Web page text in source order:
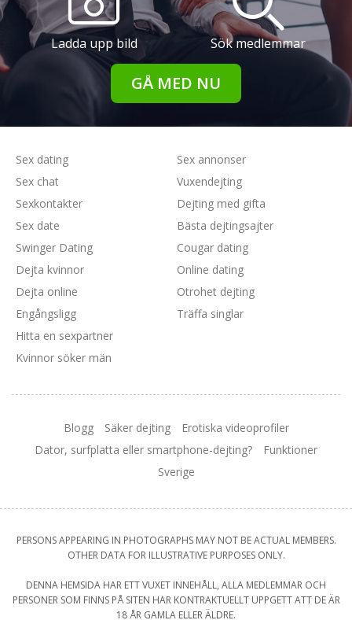
Ladda upp bild Sök medlemmar
GÅ MED NU
Sex dating
Sex chat
Sexkontakter
Sex date
Swinger Dating
Sex annonser
Vuxendejting
Dejting med gifta
Bästa dejtingsajter
Cougar dating
Dejta kvinnor
Dejta online
Engångsligg
Hitta en sexpartner
Kvinnor söker män
Online dating
Otrohet dejting
Träffa singlar
Blogg Säker dejting
Erotiska videoprofiler
Dator, surfplatta eller smartphone-dejting?
Funktioner
Sverige
PERSONS APPEARING IN PHOTOGRAPHS MAY NOT BE ACTUAL MEMBERS.
OTHER DATA FOR ILLUSTRATIVE PURPOSES ONLY.
DENNA HEMSIDA HAR ETT VUXET INNEHÅLL, ALLA MEDLEMMAR OCH
PERSONER SOM FINNS PÅ SITEN HAR KONTRAKTUELLT UPPGETT ATT DE ÄR
18 ÅR GAMLA ELLER ÄLDRE.